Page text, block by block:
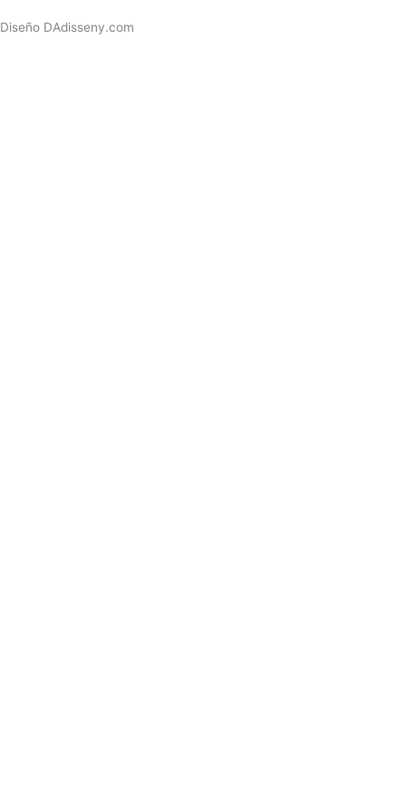
Diseño DAdisseny.com